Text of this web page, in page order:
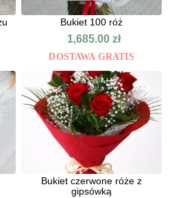
Bukiet 100 róż
1,685.00 zł
DOSTAWA GRATIS
Bukiet czerwone róże z
gipsówką